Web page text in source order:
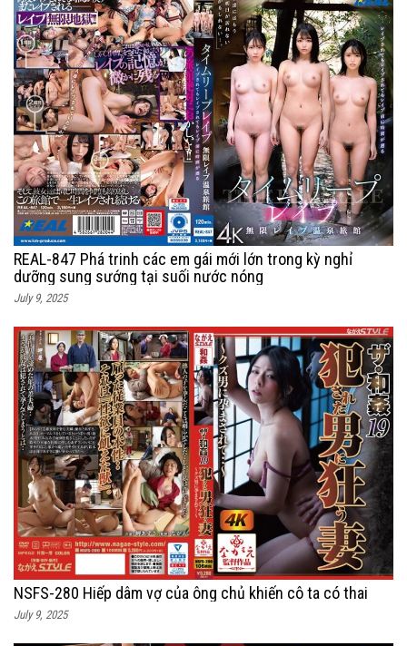
REAL-847 Phá trinh các em gái mới lớn trong kỳ nghỉ
dưỡng sung sướng tại suối nước nóng
July 9, 2025
NSFS-280 Hiếp dâm vợ của ông chủ khiến cô ta có thai
July 9, 2025